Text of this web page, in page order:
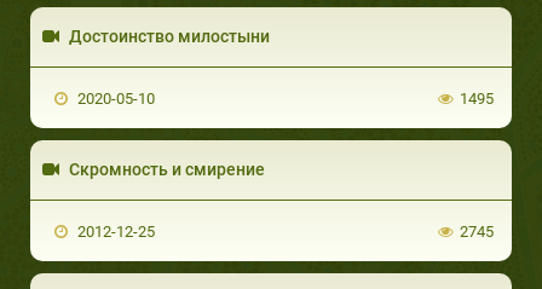
Достоинство милостыни
2020-05-10 1495
Скромность и смирение
2012-12-25 2745